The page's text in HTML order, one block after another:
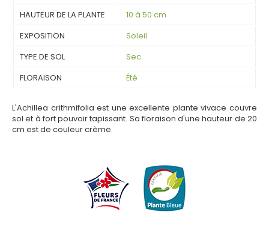
HAUTEUR DE LA PLANTE
10 à 50 cm
EXPOSITION
Soleil
TYPE DE SOL
Sec
FLORAISON
Été
L'Achillea crithmifolia est une excellente plante vivace couvre
sol et à fort pouvoir tapissant. Sa floraison d'une hauteur de 20
cm est de couleur crème.